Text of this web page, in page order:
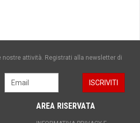
nostre attività. Registrati alla newsletter di
AREA RISERVATA